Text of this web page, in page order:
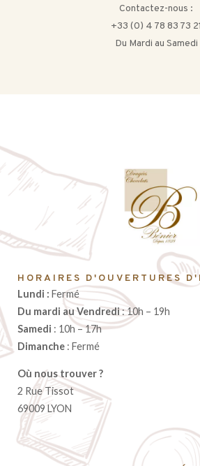
Contactez-nous :
+33 (0) 4 78 83 73 21
Du Mardi au Samedi
HORAIRES D'OUVERTURES
Lundi : Fermé
Du mardi au Vendredi: 10h – 19h
Samedi : 10h – 17h
Dimanche : Fermé
Où nous trouver ?
2 Rue Tissot
69009 LYON